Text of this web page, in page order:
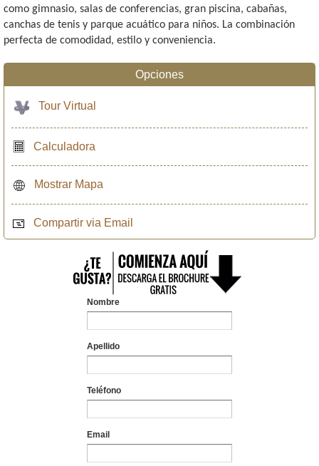
como gimnasio, salas de conferencias, gran piscina, cabañas,
canchas de tenis y parque acuático para niños. La combinación
perfecta de comodidad, estilo y conveniencia.
Opciones
Tour Virtual
Calculadora
Mostrar Mapa
Compartir via Email
Nombre
Apellido
Teléfono
Email